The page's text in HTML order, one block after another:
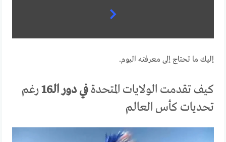
إليك ما تحتاج إلى معرفته اليوم.
كيف تقدمت الولايات المتحدةفي دور الـ16
رغم
تحديات كأس العالم